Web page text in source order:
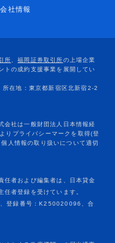
社情報
任者および編集者は、日本貸金
任者登録を受けています。
登録番号：K250020096、合